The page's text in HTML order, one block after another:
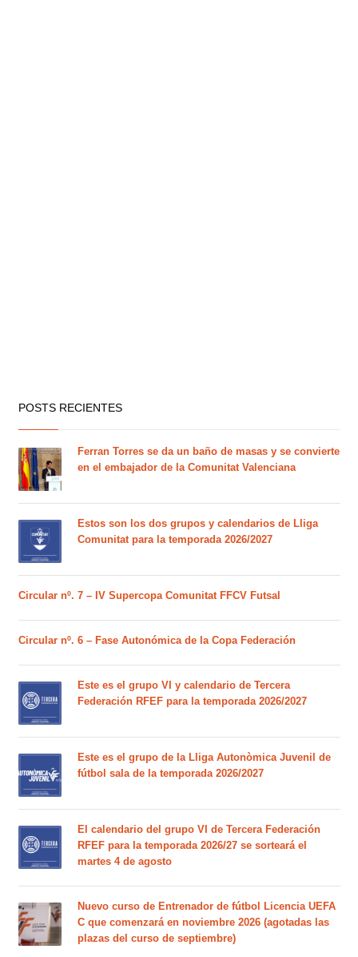
POSTS RECIENTES
Ferran Torres se da un baño de masas y se convierte
en el embajador de la Comunitat Valenciana
Estos son los dos grupos y calendarios de Lliga
Comunitat para la temporada 2026/2027
Circular nº. 7 – IV Supercopa Comunitat FFCV Futsal
Circular nº. 6 – Fase Autonómica de la Copa Federación
Este es el grupo VI y calendario de Tercera
Federación RFEF para la temporada 2026/2027
Este es el grupo de la Lliga Autonòmica Juvenil de
fútbol sala de la temporada 2026/2027
El calendario del grupo VI de Tercera Federación
RFEF para la temporada 2026/27 se sorteará el
martes 4 de agosto
Nuevo curso de Entrenador de fútbol Licencia UEFA
C que comenzará en noviembre 2026 (agotadas las
plazas del curso de septiembre)